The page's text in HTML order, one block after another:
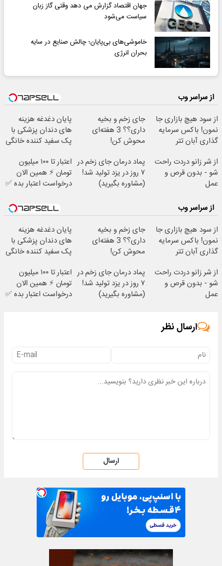
جهان اقتصاد گزارش می دهد وقتی گاز زبان
سیاست می‌شود
خاموشی‌های بی‌پایان؛ چالش صنایع در سایه
بحران انرژی
از سراسر وب
از سود هیچ بازاری جا
نمون! باکس سرمایه
گذاری آبان تتر
جای زخم و بخیه
داری؟؟ 3 هفته‌ای
محوش کن!
پایان دغدغه هزینه
های دندان پزشکی با
پک سفید کننده خانگی
از شر زانو دردت راحت
شو - بدون قرص و
عمل
پماد درمان جای زخم در
۷ روز در یزد تولید شد!
(مشاوره بگیرید)
اعتبار تا ۱۰۰ میلیون
تومان ⚡ همین الان
درخواست اعتبار بده ✅
از سراسر وب
از سود هیچ بازاری جا
نمون! باکس سرمایه
گذاری آبان تتر
جای زخم و بخیه
داری؟؟ 3 هفته‌ای
محوش کن!
پایان دغدغه هزینه
های دندان پزشکی با
پک سفید کننده خانگی
از شر زانو دردت راحت
شو - بدون قرص و
عمل
پماد درمان جای زخم در
۷ روز در یزد تولید شد!
(مشاوره بگیرید)
اعتبار تا ۱۰۰ میلیون
تومان ⚡ همین الان
درخواست اعتبار بده ✅
ارسال نظر
ارسال